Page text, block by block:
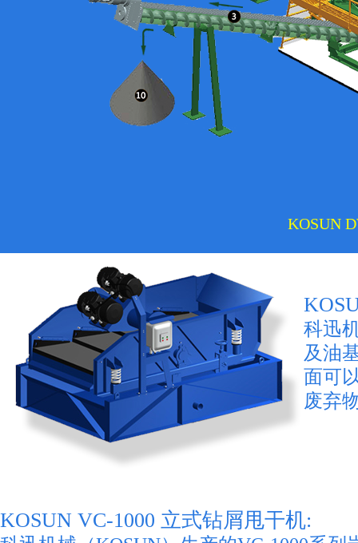
KOSUN
科迅
及油
面可
废弃
KOSUN VC-1000 立式钻屑甩干机: